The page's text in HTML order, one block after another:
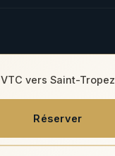
VTC vers Saint-Tropez
Réserver